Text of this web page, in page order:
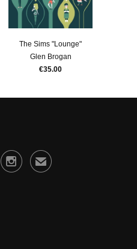
The Sims "Lounge"
Glen Brogan
€35.00
 ✉